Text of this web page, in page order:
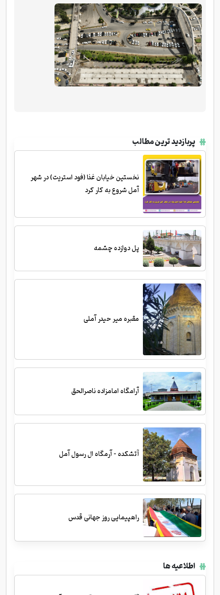
پربازدید ترین مطالب
نخستین خیابان غذا (فود استریت) در شهر
آمل شروع به کار کرد
پل دوازده چشمه
مقبره میر حیدر آملی
آرامگاه امامزاده ناصرالحق
آتشکده - آرمگاه ال رسول آمل
راهپیمایی روز جهانی قدس
اطلاعیه ها